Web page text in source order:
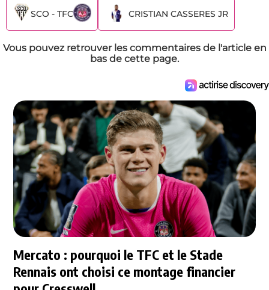
SCO - TFC CRISTIAN CASSERES JR
Vous pouvez retrouver les commentaires de l'article en
bas de cette page.
Mercato : pourquoi le TFC et le Stade
Rennais ont choisi ce montage financier